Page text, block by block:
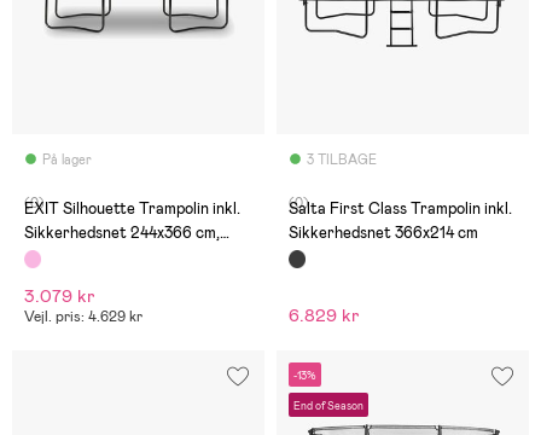
På lager
(0)
EXIT Silhouette Trampolin inkl.
Sikkerhedsnet 244x366 cm,
Pink
3.079 kr
Vejl. pris: 4.629 kr
3 TILBAGE
(0)
Salta First Class Trampolin inkl.
Sikkerhedsnet 366x214 cm
6.829 kr
-13%
End of Season